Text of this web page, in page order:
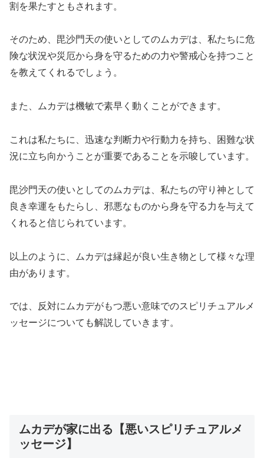
割を果たすともされます。
そのため、毘沙門天の使いとしてのムカデは、私たちに危
険な状況や災厄から身を守るための力や警戒心を持つこと
を教えてくれるでしょう。
また、ムカデは機敏で素早く動くことができます。
これは私たちに、迅速な判断力や行動力を持ち、困難な状
況に立ち向かうことが重要であることを示唆しています。
毘沙門天の使いとしてのムカデは、私たちの守り神として
良き幸運をもたらし、邪悪なものから身を守る力を与えて
くれると信じられています。
以上のように、ムカデは縁起が良い生き物として様々な理
由があります。
では、反対にムカデがもつ悪い意味でのスピリチュアルメ
ッセージについても解説していきます。
ムカデが家に出る【悪いスピリチュアルメ
ッセージ】